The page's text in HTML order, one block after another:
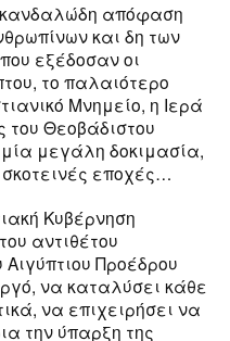
απόφαση
και δη των
εξέδοσαν οι
το παλαιότερο
Μνημείο, η Ιερά
του Θεοβάδιστου
μεγάλη δοκιμασία,
εποχές…
Κυβέρνηση
αντιθέτου
Προέδρου
να καταλύσει κάθε
να επιχειρήσει να
την ύπαρξη της